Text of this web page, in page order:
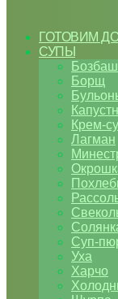
ГОТОВИМ
СУПЫ
Бозбаш
Борщ
Крем-
Лагман
Суп-
Уха
Харчо